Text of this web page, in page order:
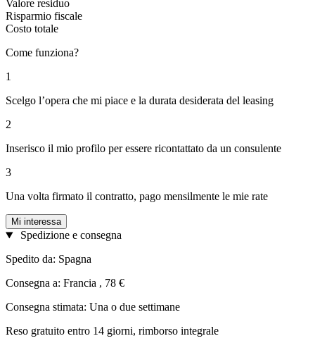
Valore residuo
Risparmio fiscale
Costo totale
Come funziona?
1
Scelgo l’opera che mi piace e la durata desiderata del leasing
2
Inserisco il mio profilo per essere ricontattato da un consulente
3
Una volta firmato il contratto, pago mensilmente le mie rate
Mi interessa
Spedizione e consegna
Spedito da: Spagna
Consegna a: Francia , 78 €
Consegna stimata: Una o due settimane
Reso gratuito entro 14 giorni, rimborso integrale